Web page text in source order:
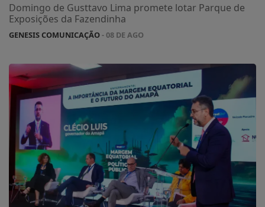
Domingo de Gusttavo Lima promete lotar Parque de
Exposições da Fazendinha
GENESIS COMUNICAÇÃO- 08 DE AGO